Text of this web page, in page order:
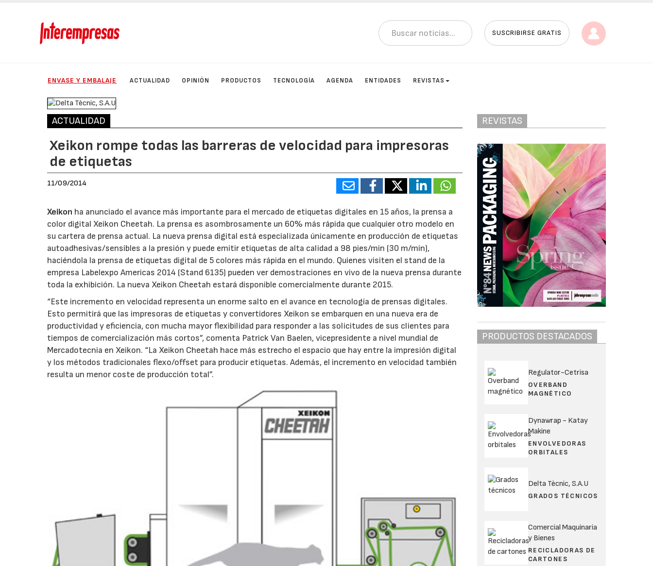
SUSCRIBIRSE GRATIS
ENVASE Y EMBALAJE ACTUALIDAD OPINIÓN PRODUCTOS TECNOLOGÍA AGENDA ENTIDADES REVISTAS
ACTUALIDAD
Xeikon rompe todas las barreras de velocidad para impresoras
de etiquetas
11/09/2014
Xeikon ha anunciado el avance más importante para el mercado de etiquetas digitales en 15 años, la prensa a
color digital Xeikon Cheetah. La prensa es asombrosamente un 60% más rápida que cualquier otro modelo en
su cartera de prensa actual. La nueva prensa digital está especializada únicamente en producción de etiquetas
autoadhesivas/sensibles a la presión y puede emitir etiquetas de alta calidad a 98 pies/min (30 m/min),
haciéndola la prensa de etiquetas digital de 5 colores más rápida en el mundo. Quienes visiten el stand de la
empresa Labelexpo Americas 2014 (Stand 6135) pueden ver demostraciones en vivo de la nueva prensa durante
toda la exhibición. La nueva Xeikon Cheetah estará disponible comercialmente durante 2015.
“Este incremento en velocidad representa un enorme salto en el avance en tecnología de prensas digitales.
Esto permitirá que las impresoras de etiquetas y convertidores Xeikon se embarquen en una nueva era de
productividad y eficiencia, con mucha mayor flexibilidad para responder a las solicitudes de sus clientes para
tiempos de comercialización más cortos”, comenta Patrick Van Baelen, vicepresidente a nivel mundial de
Mercadotecnia en Xeikon. “La Xeikon Cheetah hace más estrecho el espacio que hay entre la impresión digital
y los métodos tradicionales flexo/offset para producir etiquetas. Además, el incremento en velocidad también
resulta un menor coste de producción total”.
REVISTAS
PRODUCTOS DESTACADOS
Regulator-Cetrisa
OVERBAND
MAGNÉTICO
Dynawrap - Katay
Makine
ENVOLVEDORAS
ORBITALES
Delta Tècnic, S.A.U
GRADOS TÉCNICOS
Comercial Maquinaria
y Bienes
RECICLADORAS DE
CARTONES